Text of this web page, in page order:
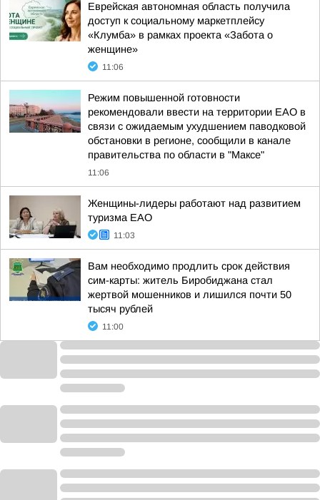
Еврейская автономная область получила
доступ к социальному маркетплейсу
«Клумба» в рамках проекта «Забота о
женщине»
11:06
Режим повышенной готовности
рекомендовали ввести на территории ЕАО в
связи с ожидаемым ухудшением паводковой
обстановки в регионе, сообщили в канале
правительства по области в "Максе"
11:06
Женщины-лидеры работают над развитием
туризма ЕАО
11:03
Вам необходимо продлить срок действия
сим-карты: житель Биробиджана стал
жертвой мошенников и лишился почти 50
тысяч рублей
11:00